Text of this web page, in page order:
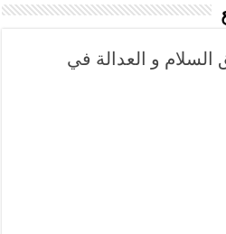
السلام و العدالة في